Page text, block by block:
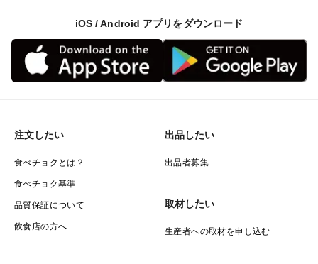
iOS / Android アプリをダウンロード
注文したい
食べチョクとは？
食べチョク基準
品質保証について
飲食店の方へ
出品したい
出品者募集
取材したい
生産者への取材を申し込む